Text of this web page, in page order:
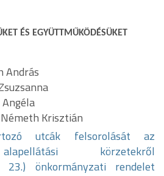
ÉS EGYÜTTMŰKÖDÉSÜKET
András
Krisztián
utcák felsorolását az
körzetekről
önkormányzati rendelet